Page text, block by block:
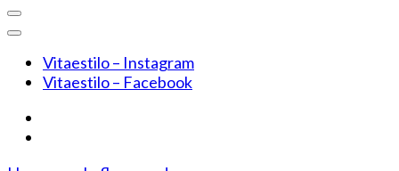
Vitaestilo – Instagram
Vitaestilo – Facebook